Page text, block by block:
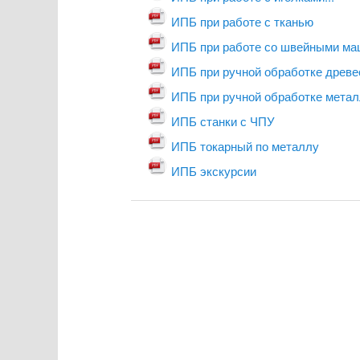
ИПБ при работе с тканью
ИПБ при работе со швейными
ИПБ при ручной обработке
ИПБ при ручной обработке
ИПБ станки с ЧПУ
ИПБ токарный по металлу
ИПБ экскурсии